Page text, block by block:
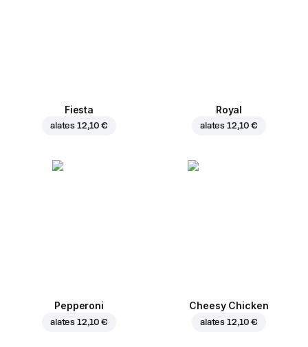
Fiesta
alates 12,10 €
Royal
alates 12,10 €
Pepperoni
alates 12,10 €
Cheesy Chicken
alates 12,10 €